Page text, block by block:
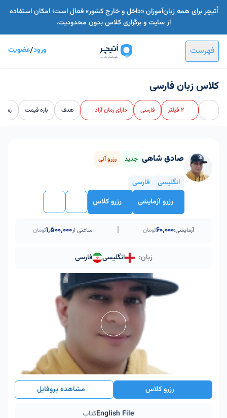
اُتیچر برای همه زبان‌آموزان «داخل و خارج کشور» فعال است؛ امکان استفاده
از سایت و برگزاری کلاس بدون محدودیت.
فهرست ورود/عضویت
کلاس زبان فارسی
2 فیلتر فارسی دارای زمان آزاد هدف بازه قیمت زمان
صادق شاهی جدید رزرو آنی
انگلیسی
فارسی
رزرو آزمایشی
رزرو کلاس
آزمایشی:60,000تومان | ساعتی از۱٬۵۰۰٬۰۰۰تومان
زبان: انگلیسی فارسی
رزرو کلاس مشاهده پروفایل
English Fileکتاب